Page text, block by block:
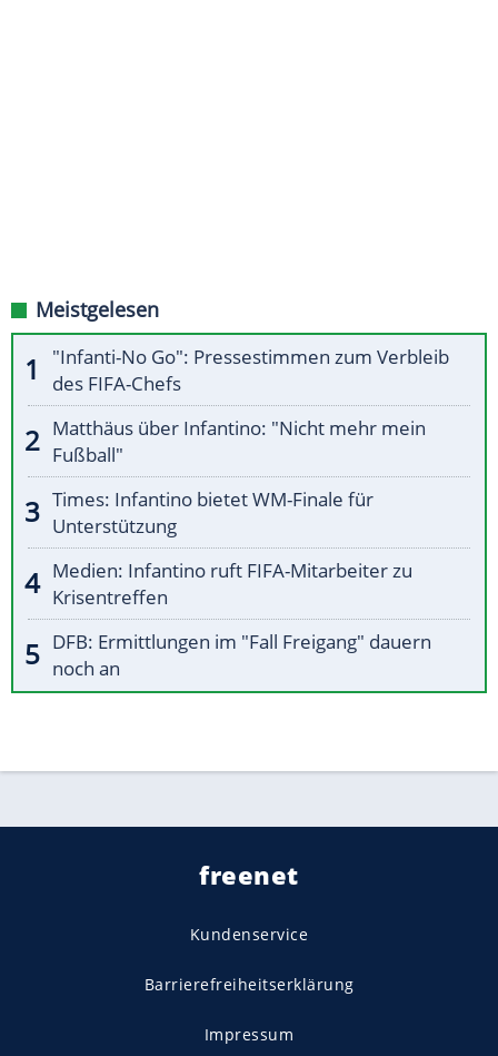
Meistgelesen
"Infanti-No Go": Pressestimmen zum Verbleib
des FIFA-Chefs
Matthäus über Infantino: "Nicht mehr mein
Fußball"
Times: Infantino bietet WM-Finale für
Unterstützung
Medien: Infantino ruft FIFA-Mitarbeiter zu
Krisentreffen
DFB: Ermittlungen im "Fall Freigang" dauern
noch an
freenet
Kundenservice
Barrierefreiheitserklärung
Impressum